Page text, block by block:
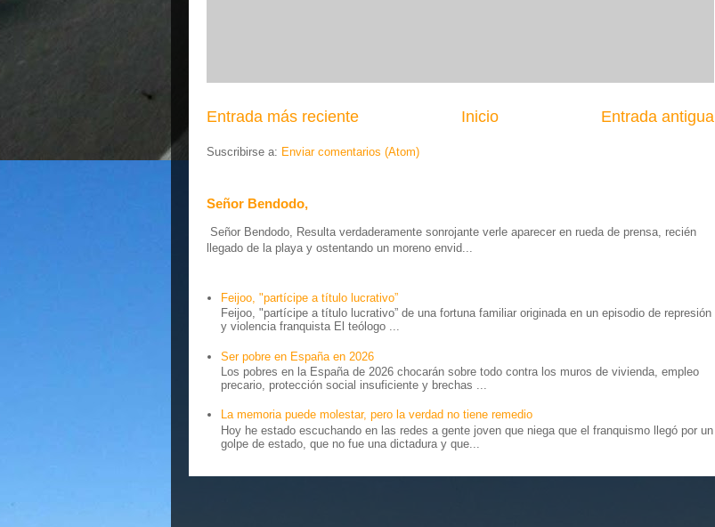
Entrada más reciente Entrada antigua
Inicio
Suscribirse a: Enviar comentarios (Atom)
Señor Bendodo,
Señor Bendodo, Resulta verdaderamente sonrojante verle aparecer en rueda de prensa, recién
llegado de la playa y ostentando un moreno envid...
Feijoo, "partícipe a título lucrativo”
Feijoo, "partícipe a título lucrativo” de una fortuna familiar originada en un episodio de represión
y violencia franquista El teólogo ...
Ser pobre en España en 2026
Los pobres en la España de 2026 chocarán sobre todo contra los muros de vivienda, empleo
precario, protección social insuficiente y brechas ...
La memoria puede molestar, pero la verdad no tiene remedio
Hoy he estado escuchando en las redes a gente joven que niega que el franquismo llegó por un
golpe de estado, que no fue una dictadura y que...